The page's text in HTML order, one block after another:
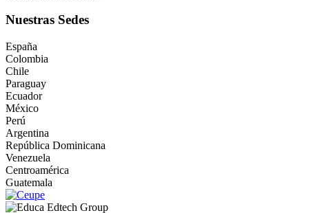
Nuestras Sedes
España
Colombia
Chile
Paraguay
Ecuador
México
Perú
Argentina
República Dominicana
Venezuela
Centroamérica
Guatemala